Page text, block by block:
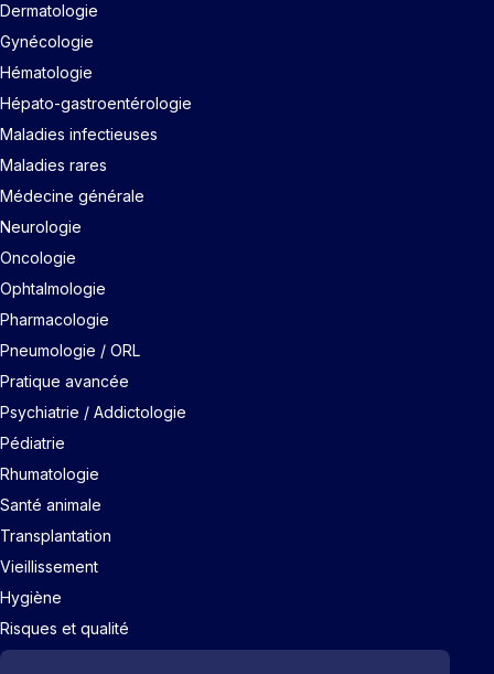
Dermatologie
Gynécologie
Hématologie
Hépato-gastroentérologie
Maladies infectieuses
Maladies rares
Médecine générale
Neurologie
Oncologie
Ophtalmologie
Pharmacologie
Pneumologie / ORL
Pratique avancée
Psychiatrie / Addictologie
Pédiatrie
Rhumatologie
Santé animale
Transplantation
Vieillissement
Hygiène
Risques et qualité